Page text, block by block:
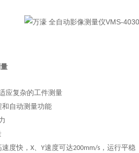
应复杂的工件测量
自动测量功能
度快， X、 Y速度可达200mm/s ，运行平稳